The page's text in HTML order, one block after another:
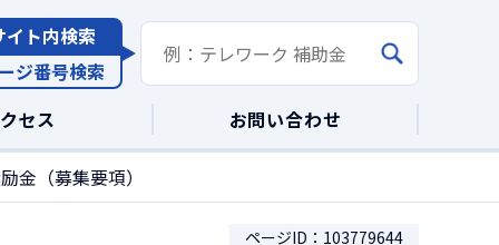
イト内検索
ジ番号検索
セス お問い合わせ
金（募集要項）
ページID：103779644